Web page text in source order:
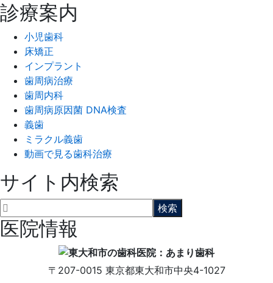
診療案内
小児歯科
床矯正
インプラント
歯周病治療
歯周内科
歯周病原因菌 DNA検査
義歯
ミラクル義歯
動画で見る歯科治療
サイト内検索
医院情報
〒207-0015 東京都東大和市中央4-1027